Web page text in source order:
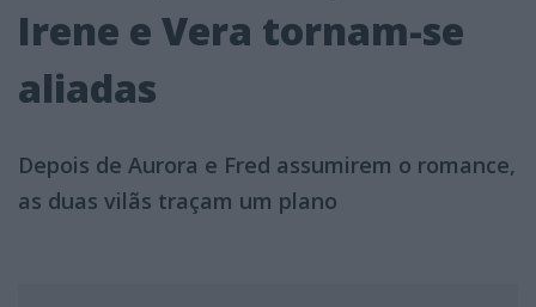
Irene e Vera tornam-se
aliadas
Depois de Aurora e Fred assumirem o romance,
as duas vilãs traçam um plano